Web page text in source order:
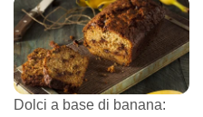
Dolci a base di banana: